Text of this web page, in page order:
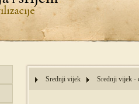
Srednji vijek Srednji vijek -